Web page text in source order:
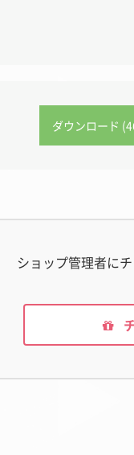
ダウンロード
ショップ管理者に